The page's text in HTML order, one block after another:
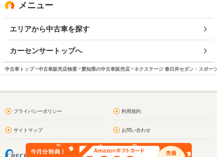
メニュー
エリアから中古車を探す
カーセンサートップへ
中古車トップ 中古車販売店検索 愛知県の中古車販売店 ネクステージ 春日井セダン・スポー
プライバシーポリシー 利用規約
サイトマップ お問い合わせ